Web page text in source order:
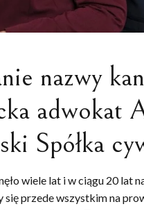
nazwy
adwokat
Spółka
wiele lat i w ciągu 20 lat
przede wszystkim na